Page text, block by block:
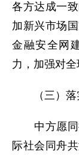
各方达成一
加新兴市场
金融安全网
力，加强对全
（三）落
中方愿同
际社会同舟